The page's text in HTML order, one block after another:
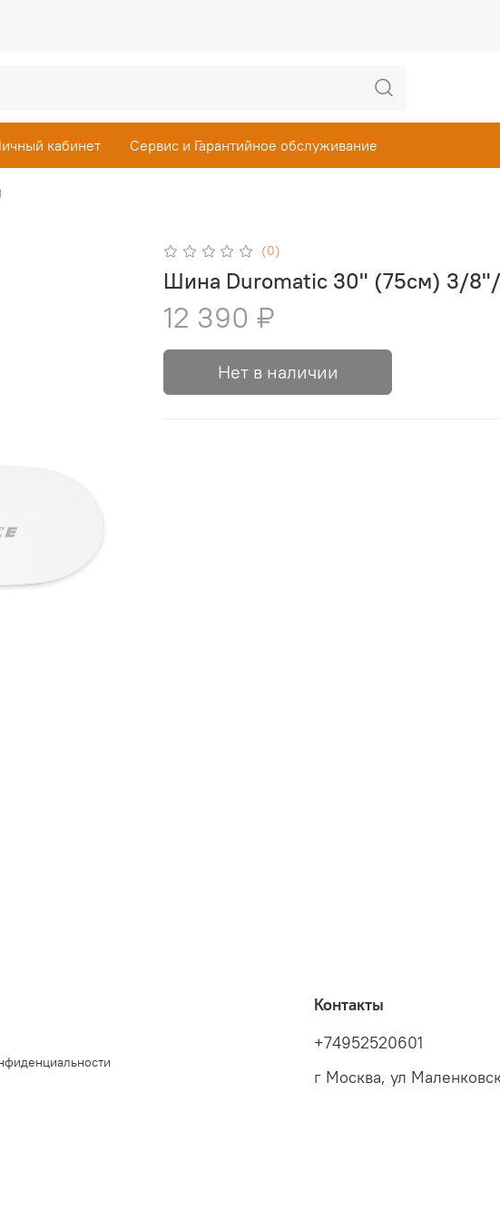
кабинет Сервис и Гарантийное обслуживание
(0)
Шина Duromatic 30" (75см) 3/
12 390 ₽
Нет в наличии
Контакты
+74952520601
г Москва, ул